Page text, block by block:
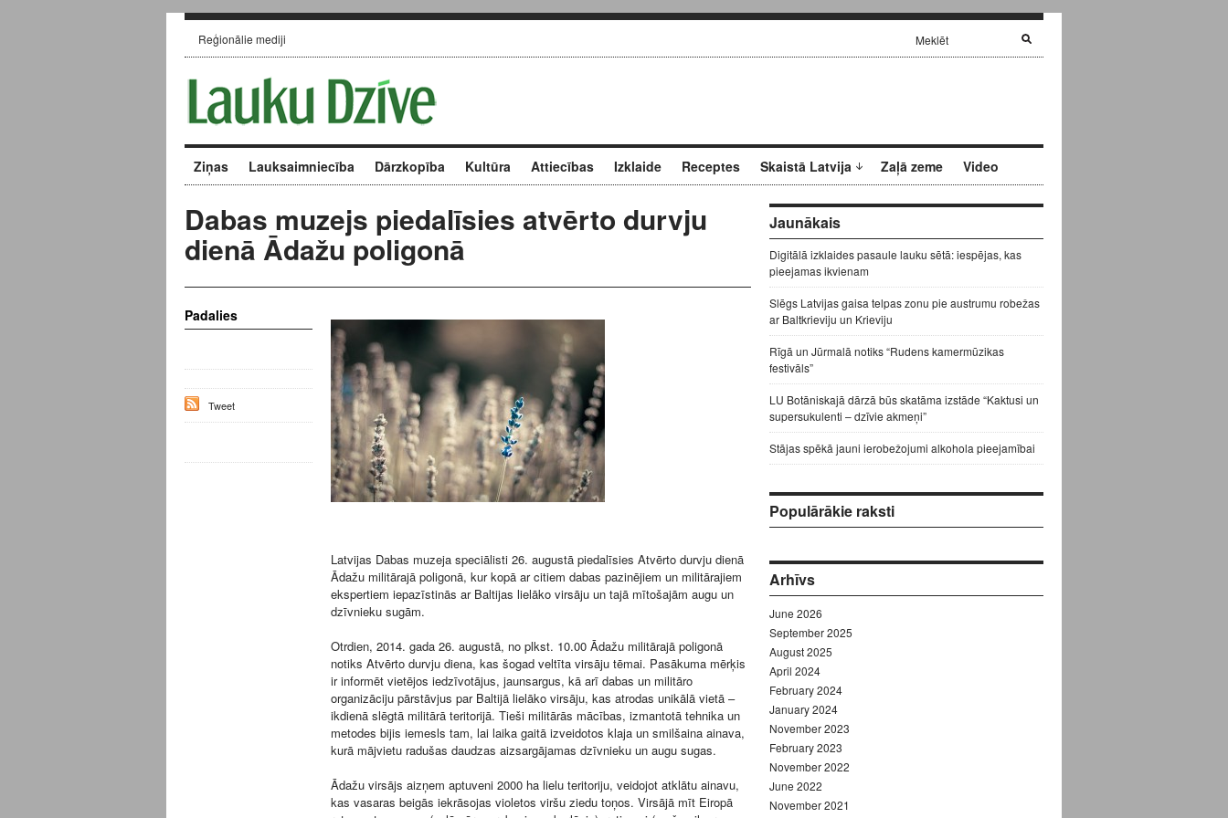
Reģionālie mediji
Ziņas Lauksaimniecība Dārzkopība Kultūra Attiecības Izklaide Receptes Skaistā Latvija Zaļā zeme Video
Dabas muzejs piedalīsies atvērto durvju
dienā Ādažu poligonā
Latvijas Dabas muzeja speciālisti 26. augustā piedalīsies Atvērto durvju dienā
Ādažu militārajā poligonā, kur kopā ar citiem dabas pazinējiem un militārajiem
ekspertiem iepazīstinās ar Baltijas lielāko virsāju un tajā mītošajām augu un
dzīvnieku sugām.
Otrdien, 2014. gada 26. augustā, no plkst. 10.00 Ādažu militārajā poligonā
notiks Atvērto durvju diena, kas šogad veltīta virsāju tēmai. Pasākuma mērķis
ir informēt vietējos iedzīvotājus, jaunsargus, kā arī dabas un militāro
organizāciju pārstāvjus par Baltijā lielāko virsāju, kas atrodas unikālā vietā –
ikdienā slēgtā militārā teritorijā. Tieši militārās mācības, izmantotā tehnika un
metodes bijis iemesls tam, lai laika gaitā izveidotos klaja un smilšaina ainava,
kurā mājvietu radušas daudzas aizsargājamas dzīvnieku un augu sugas.
Ādažu virsājs aizņem aptuveni 2000 ha lielu teritoriju, veidojot atklātu ainavu,
kas vasaras beigās iekrāsojas violetos viršu ziedu toņos. Virsājā mīt Eiropā
Padalies
Tweet
Jaunākais
Digitālā izklaides pasaule lauku sētā: iespējas, kas
pieejamas ikvienam
Slēgs Latvijas gaisa telpas zonu pie austrumu robežas
ar Baltkrieviju un Krieviju
Rīgā un Jūrmalā notiks “Rudens kamermūzikas
festivāls”
LU Botāniskajā dārzā būs skatāma izstāde “Kaktusi un
supersukulenti – dzīvie akmeņi”
Stājas spēkā jauni ierobežojumi alkohola pieejamībai
Populārākie raksti
Arhīvs
June 2026
September 2025
August 2025
April 2024
February 2024
January 2024
November 2023
February 2023
November 2022
June 2022
November 2021